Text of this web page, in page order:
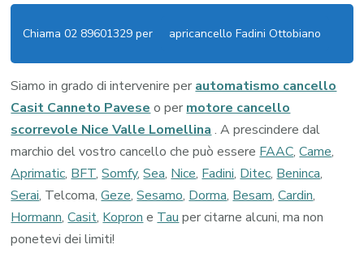
Chiama 02 89601329 per apricancello Fadini Ottobiano
Siamo in grado di intervenire per automatismo cancello
Casit Canneto Pavese o per motore cancello
scorrevole Nice Valle Lomellina . A prescindere dal
marchio del vostro cancello che può essere FAAC,Came,
Aprimatic, BFT,Somfy,Sea, Nice, Fadini, Ditec, Beninca,
Serai, Telcoma,Geze,Sesamo, Dorma, Besam,Cardin,
Hormann,Casit, Kopron e Tau per citarne alcuni, ma non
ponetevi dei limiti!